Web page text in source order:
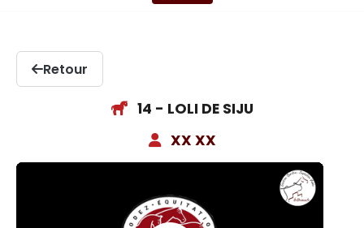
Retour
14 - LOLI DE SIJU
XX XX